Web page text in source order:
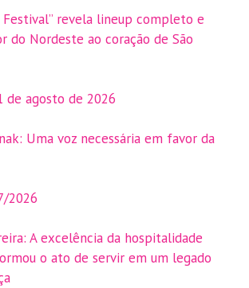
Festival” revela lineup completo e
do Nordeste ao coração de São
de agosto de 2026
Uma voz necessária em favor da
2026
A excelência da hospitalidade
o ato de servir em um legado